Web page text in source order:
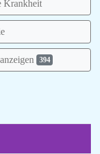
Krankheit
394